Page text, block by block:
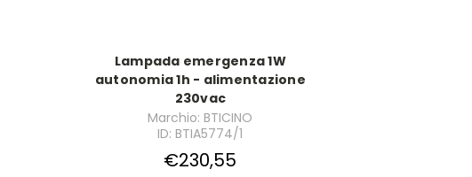
Lampada emergenza 1W
autonomia 1h - alimentazione
230vac
Marchio: BTICINO
ID: BTIA5774/1
€230,55